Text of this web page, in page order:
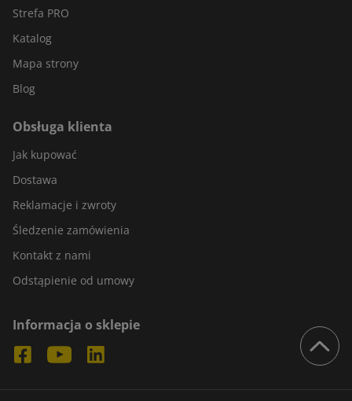
Strefa PRO
Katalog
Mapa strony
Blog
Obsługa klienta
Jak kupować
Dostawa
Reklamacje i zwroty
Śledzenie zamówienia
Kontakt z nami
Odstąpienie od umowy
Informacja o sklepie